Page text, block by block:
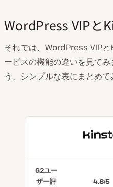
WordPress VIPと
それでは、WordPress VIP
ービスの機能の違いを見て
う、シンプルな表にまとめて
G2ユー
ザー評
4.8/5